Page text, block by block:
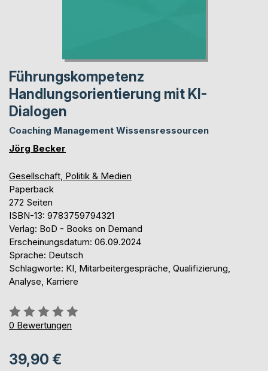
Führungskompetenz
Handlungsorientierung mit KI-
Dialogen
Coaching Management Wissensressourcen
Jörg Becker
Gesellschaft, Politik & Medien
Paperback
272 Seiten
ISBN-13: 9783759794321
Verlag: BoD - Books on Demand
Erscheinungsdatum: 06.09.2024
Sprache: Deutsch
Schlagworte: KI, Mitarbeitergespräche, Qualifizierung,
Analyse, Karriere
Bewertung::
0%
0 Bewertungen
39,90 €